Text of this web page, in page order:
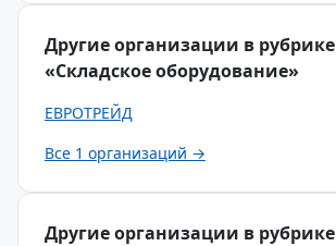
Другие организации в рубрике
«Складское оборудование»
ЕВРОТРЕЙД
Все 1 организаций →
Другие организации в рубрике